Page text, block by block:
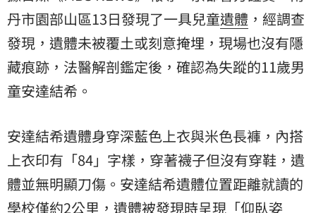
丹市園部山區13日發現了一具兒童遺體 ，經調查
發現，遺體未被覆土或刻意掩埋，現場也沒有隱
藏痕跡，法醫解剖鑑定後，確認為失蹤的11歲男
童安達結希。
安達結希遺體身穿深藍色上衣與米色長褲，內搭
上衣印有「84」字樣，穿著襪子但沒有穿鞋，遺
體並無明顯刀傷。安達結希遺體位置距離就讀的
學校僅約2公里，遺體被發現時呈現「仰臥姿